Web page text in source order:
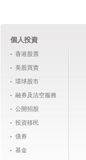
個人投資
香港股票
美股買賣
環球股市
融券及沽空服務
公開招股
投資移民
債券
基金